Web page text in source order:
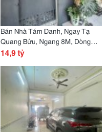
Bán Nhà Tám Danh, Ngay Tạ
Quang Bửu, Ngang 8M, Dòng
Tiền 80Tr/Tháng, Làm Chdv
14,9 tỷ